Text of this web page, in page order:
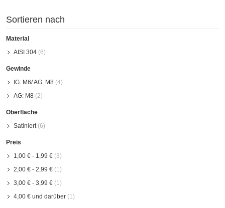
Sortieren nach
Material
AISI 304 (6)
Gewinde
IG: M6/ AG: M8 (4)
AG: M8 (2)
Oberfläche
Satiniert(6)
Preis
1,00 € - 1,99 € (3)
2,00 € - 2,99 € (1)
3,00 € - 3,99 € (1)
4,00 € und darüber (1)